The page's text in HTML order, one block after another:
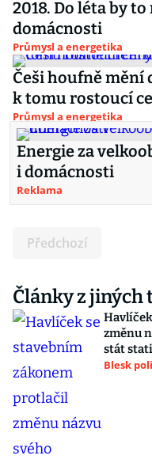
2018. Do léta by
domácnosti
Průmysl a energetika
Češi houfně mění
k tomu rostoucí
Průmysl a energetika
Energie za
i domácnosti
Reklama
Předchozí
Články z
změnu
stát
Blesk